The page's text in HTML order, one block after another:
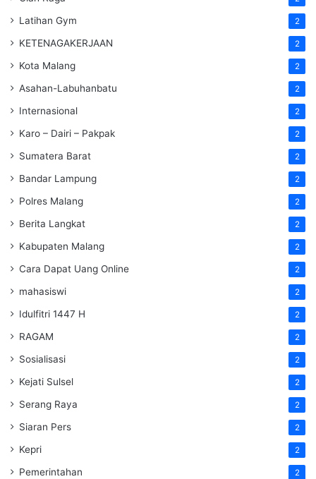
Latihan Gym 2
KETENAGAKERJAAN 2
Kota Malang 2
Asahan-Labuhanbatu 2
Internasional 2
Karo – Dairi – Pakpak 2
Sumatera Barat 2
Bandar Lampung 2
Polres Malang 2
Berita Langkat 2
Kabupaten Malang 2
Cara Dapat Uang Online 2
mahasiswi 2
Idulfitri 1447 H 2
RAGAM 2
Sosialisasi 2
Kejati Sulsel 2
Serang Raya 2
Siaran Pers 2
Kepri 2
Pemerintahan 2